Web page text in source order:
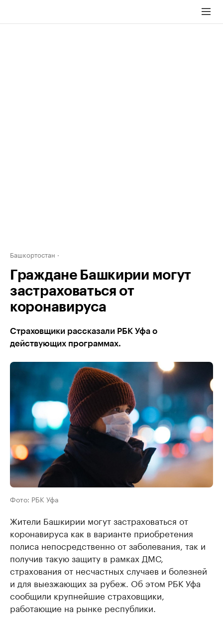
Башкортостан
Граждане Башкирии могут
застраховаться от
коронавируса
Страховщики рассказали РБК Уфа о
действующих программах.
Фото: РБК Уфа
Жители Башкирии могут застраховаться от
коронавируса как в варианте приобретения
полиса непосредственно от заболевания, так и
получив такую защиту в рамках ДМС,
страхования от несчастных случаев и болезней
и для выезжающих за рубеж. Об этом РБК Уфа
сообщили крупнейшие страховщики,
работающие на рынке республики.